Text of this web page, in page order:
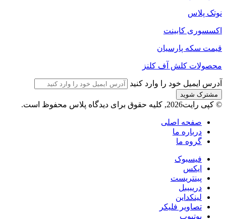
نوتک پلاس
اکسسوری کابینت
قیمت سکه پارسیان
محصولات کلش آف کلنز
آدرس ایمیل خود را وارد کنید
© کپی رایت2026, کلیه حقوق برای دیدگاه پلاس محفوظ است.
صفحه اصلی
درباره ما
گروه ما
فیسبوک
ایکس
پینتریست
دریبببل
لینکداین
تصاویر فلیکر
یوتیوب